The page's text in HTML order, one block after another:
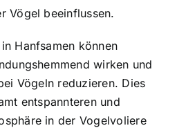
Vögel beeinflussen.
Hanfsamen können
wirken und
Vögeln reduzieren. Dies
entspannteren und
in der Vogelvoliere